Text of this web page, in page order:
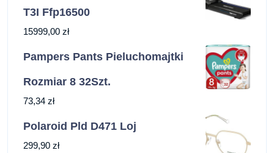
T3I Ffp16500
15999,00 zł
Pampers Pants Pieluchomajtki
Rozmiar 8 32Szt.
73,34 zł
Polaroid Pld D471 Loj
299,90 zł